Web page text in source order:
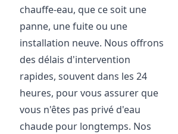
chauffe-eau, que ce soit une
panne, une fuite ou une
installation neuve. Nous offrons
des délais d'intervention
rapides, souvent dans les 24
heures, pour vous assurer que
vous n'êtes pas privé d'eau
chaude pour longtemps. Nos